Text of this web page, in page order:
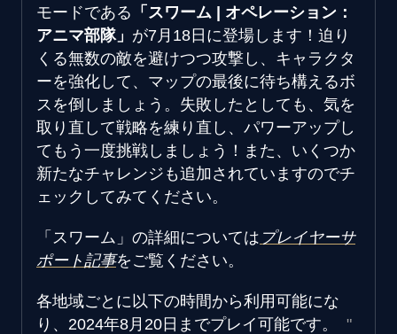
モードである 「スワーム | オペレーション：
アニマ部隊」 が7月18日に登場します！迫り
くる無数の敵を避けつつ攻撃し、キャラクタ
ーを強化して、マップの最後に待ち構えるボ
スを倒しましょう。失敗したとしても、気を
取り直して戦略を練り直し、パワーアップし
てもう一度挑戦しましょう！また、いくつか
新たなチャレンジも追加されていますのでチ
ェックしてみてください。
「スワーム」の詳細については プレイヤーサ
ポート記事をご覧ください。
各地域ごとに以下の時間から利用可能にな
り、2024年8月20日までプレイ可能です。